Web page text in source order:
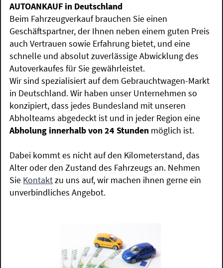
AUTOANKAUF in Deutschland
Beim Fahrzeugverkauf brauchen Sie einen
Geschäftspartner, der Ihnen neben einem guten Preis
auch Vertrauen sowie Erfahrung bietet, und eine
schnelle und absolut zuverlässige Abwicklung des
Autoverkaufes für Sie gewährleistet.
Wir sind spezialisiert auf dem Gebrauchtwagen-Markt
in Deutschland. Wir haben unser Unternehmen so
konzipiert, dass jedes Bundesland mit unseren
Abholteams abgedeckt ist und in jeder Region eine
Abholung innerhalb von 24 Stunden möglich ist.
Dabei kommt es nicht auf den Kilometerstand, das
Alter oder den Zustand des Fahrzeugs an. Nehmen
Sie Kontaktzu uns auf, wir machen ihnen gerne ein
unverbindliches Angebot.